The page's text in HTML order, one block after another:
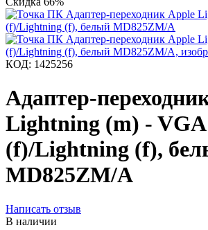
КОД: 1425256
Адаптер-
Lightning (m) - VGA
(f)/Lightning (f),
MD825ZM/A
Написать отзыв
В наличии